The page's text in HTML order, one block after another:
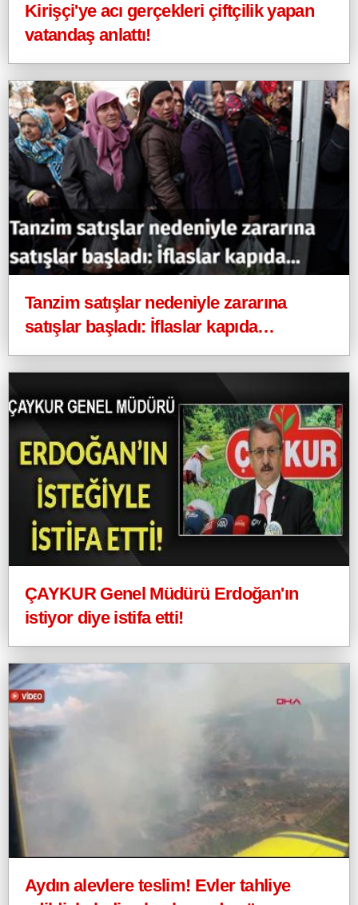
Kirişçi'ye acı gerçekleri çiftçilik yapan
vatandaş anlattı!
Tanzim satışlar nedeniyle zararına
satışlar başladı: İflaslar kapıda…
ÇAYKUR Genel Müdürü Erdoğan'ın
istiyor diye istifa etti!
Aydın alevlere teslim! Evler tahliye